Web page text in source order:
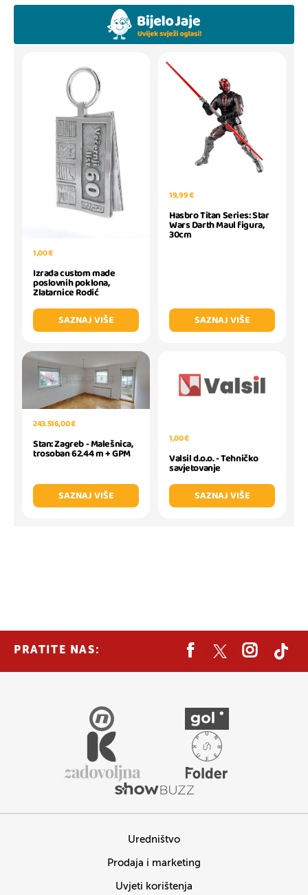
1,00 €
Izrada custom made
poslovnih poklona,
Zlatarnice Rodić
SAZNAJ VIŠE
19,99 €
Hasbro Titan Series: Star
Wars Darth Maul figura,
30cm
SAZNAJ VIŠE
243.516,00 €
Stan: Zagreb - Malešnica,
trosoban 62.44 m + GPM
SAZNAJ VIŠE
1,00 €
Valsil d.o.o. - Tehničko
savjetovanje
SAZNAJ VIŠE
PRATITE NAS:
Uredništvo
Prodaja i marketing
Uvjeti korištenja